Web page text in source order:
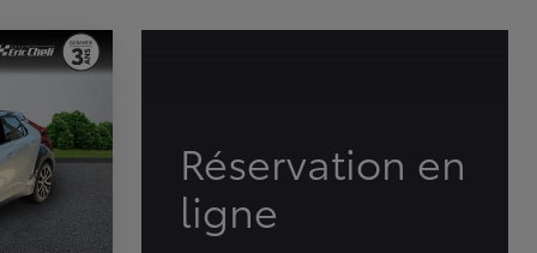
Réservation en
ligne